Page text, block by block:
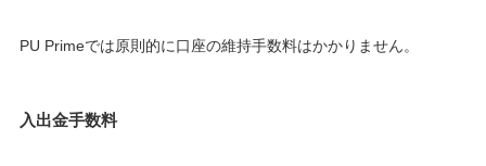
PU Primeでは原則的に口座の維持手数料はかかりません。
入出金手数料